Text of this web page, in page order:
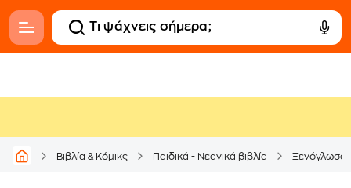
Βιβλία & Κόμικς Παιδικά - Νεανικά βιβλία